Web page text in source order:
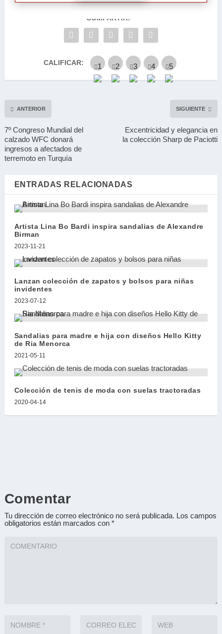
COMPARTIR:
CALIFICAR:
ANTERIOR
7º Congreso Mundial del
calzado WFC donará
ingresos a afectados de
terremoto en Turquía
SIGUIENTE
Excentricidad y elegancia en
la colección Sharp de Paciotti
ENTRADAS RELACIONADAS
Artista Lina Bo Bardi inspira sandalias de Alexandre
Birman
2023-11-21
Lanzan colección de zapatos y bolsos para niñas
invidentes
2023-07-12
Sandalias para madre e hija con diseños Hello Kitty
de Ria Menorca
2021-05-11
Colección de tenis de moda con suelas tractoradas
2020-04-14
Comentar
Tu dirección de correo electrónico no será publicada. Los campos
obligatorios están marcados con *